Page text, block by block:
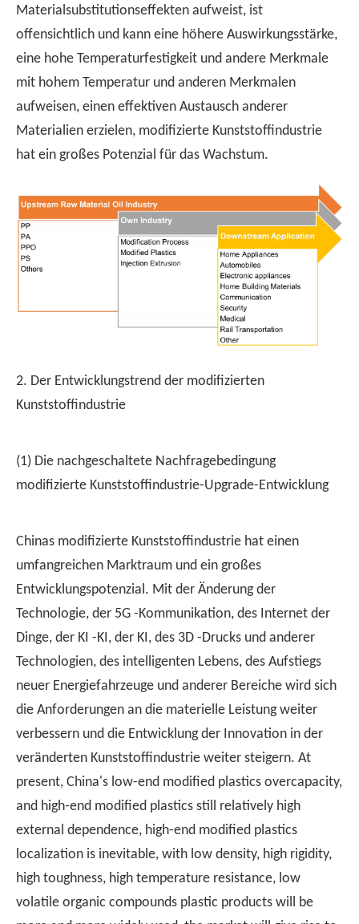
Materialsubstitutionseffekten aufweist, ist
offensichtlich und kann eine höhere Auswirkungsstärke,
eine hohe Temperaturfestigkeit und andere Merkmale
mit hohem Temperatur und anderen Merkmalen
aufweisen, einen effektiven Austausch anderer
Materialien erzielen, modifizierte Kunststoffindustrie
hat ein großes Potenzial für das Wachstum.
2. Der Entwicklungstrend der modifizierten
Kunststoffindustrie
(1) Die nachgeschaltete Nachfragebedingung
modifizierte Kunststoffindustrie-Upgrade-Entwicklung
Chinas modifizierte Kunststoffindustrie hat einen
umfangreichen Marktraum und ein großes
Entwicklungspotenzial. Mit der Änderung der
Technologie, der 5G -Kommunikation, des Internet der
Dinge, der KI -KI, der KI, des 3D -Drucks und anderer
Technologien, des intelligenten Lebens, des Aufstiegs
neuer Energiefahrzeuge und anderer Bereiche wird sich
die Anforderungen an die materielle Leistung weiter
verbessern und die Entwicklung der Innovation in der
veränderten Kunststoffindustrie weiter steigern. At
present, China's low-end modified plastics overcapacity,
and high-end modified plastics still relatively high
external dependence, high-end modified plastics
localization is inevitable, with low density, high rigidity,
high toughness, high temperature resistance, low
volatile organic compounds plastic products will be